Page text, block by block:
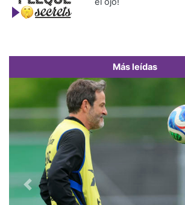
Más leídas
Previous